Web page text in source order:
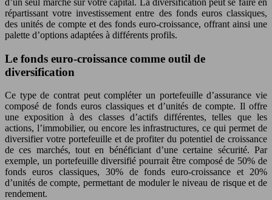
d’un seul marché sur votre capital. La diversification peut se faire en
répartissant votre investissement entre des fonds euros classiques,
des unités de compte et des fonds euro-croissance, offrant ainsi une
palette d’options adaptées à différents profils.
Le fonds euro-croissance comme outil de
diversification
Ce type de contrat peut compléter un portefeuille d’assurance vie
composé de fonds euros classiques et d’unités de compte. Il offre
une exposition à des classes d’actifs différentes, telles que les
actions, l’immobilier, ou encore les infrastructures, ce qui permet de
diversifier votre portefeuille et de profiter du potentiel de croissance
de ces marchés, tout en bénéficiant d’une certaine sécurité. Par
exemple, un portefeuille diversifié pourrait être composé de 50% de
fonds euros classiques, 30% de fonds euro-croissance et 20%
d’unités de compte, permettant de moduler le niveau de risque et de
rendement.